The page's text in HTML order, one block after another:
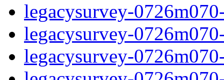
legacysurvey-
legacysurvey-
legacysurvey-